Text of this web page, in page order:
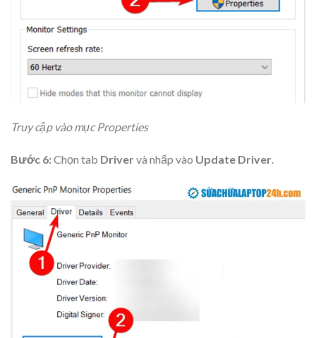
Truy cập vào mục Properties
Bước 6:Chọn tab Drivervà nhấp vào Update Driver